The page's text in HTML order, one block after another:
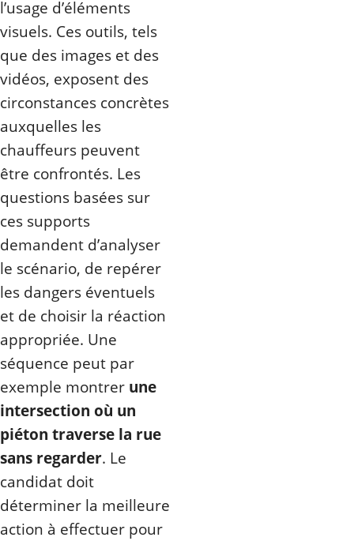
l’usage d’éléments
visuels. Ces outils, tels
que des images et des
vidéos, exposent des
circonstances concrètes
auxquelles les
chauffeurs peuvent
être confrontés. Les
questions basées sur
ces supports
demandent d’analyser
le scénario, de repérer
les dangers éventuels
et de choisir la réaction
appropriée. Une
séquence peut par
exemple montrer une
intersection où un
piéton traverse la rue
sans regarder. Le
candidat doit
déterminer la meilleure
action à effectuer pour